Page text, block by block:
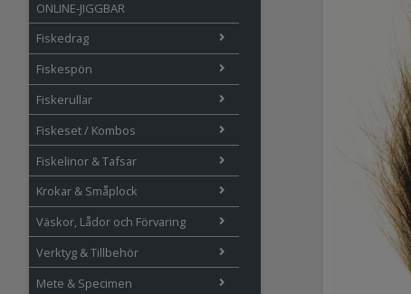
ONLINE-JIGGBAR
Fiskedrag
Fiskespön
Fiskerullar
Fiskeset / Kombos
Fiskelinor & Tafsar
Krokar & Småplock
Väskor, Lådor och Förvaring
Verktyg & Tillbehör
Mete & Specimen